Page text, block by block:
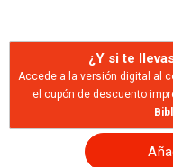
¿Y si te
Accede a la versión digital al
el cupón de descuento